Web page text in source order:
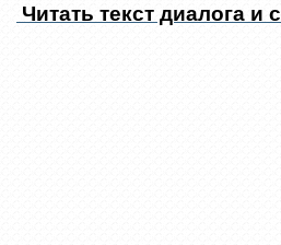
Читать текст диалога и